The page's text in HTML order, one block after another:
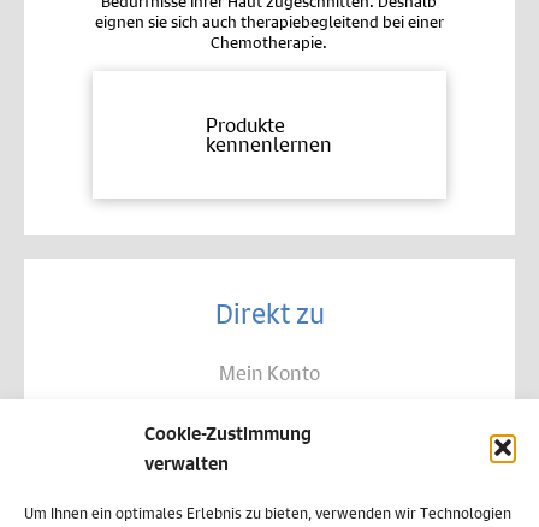
Cookie-Zustimmung
verwalten
Um Ihnen ein optimales Erlebnis zu bieten, verwenden wir Technologien
eignen sie sich auch therapiebegleitend bei einer
Chemotherapie.
Produkte
kennenlernen
Direkt zu
Mein Konto
Allgemeine Geschäftsbedingungen